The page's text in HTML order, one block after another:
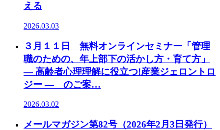
える
2026.03.03
３月１１日 無料オンラインセミナー「管理
職のための、年上部下の活かし方・育て方」
― 高齢者心理理解に役立つ!産業ジェロントロ
ジー ― のご案…
2026.03.02
メールマガジン第82号（2026年2月3日発行）